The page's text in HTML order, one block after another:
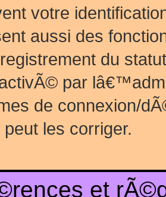
votre
aussi des
du
par
de connexion/
les corriger.
et